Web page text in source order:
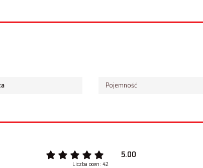
Pojemność
5.00
Liczba ocen: 42